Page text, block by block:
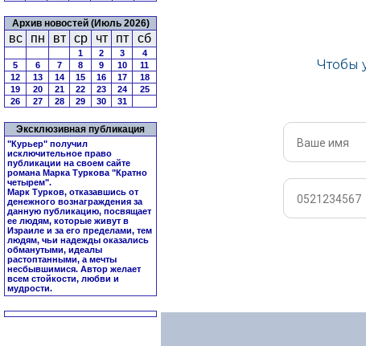
Архив новостей (Июль 2026)
вс пн вт ср чт пт сб
1 2 3
4
5
6 7 8 9 10
11
12
13 14 15 16 17
18
19
20 21 22 23 24
25
26
27 28 29 30 31
Эксклюзивная публикация
"Курьер" получил
исключительное право
публикации на своем сайте
романа Марка Туркова "Кратно
четырем".
Марк Турков, отказавшись от
денежного вознаграждения за
данную публикацию, посвящает
ее людям, которые живут в
Израиле и за его пределами, тем
людям, чьи надежды оказались
обманутыми, идеалы
растоптанными, а мечты
несбывшимися. Автор желает
всем стойкости, любви и
мудрости.